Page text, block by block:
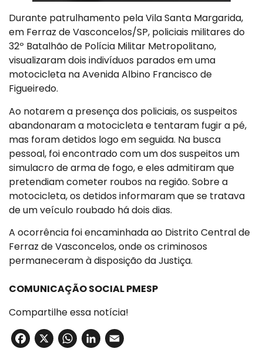
Durante patrulhamento pela Vila Santa Margarida,
em Ferraz de Vasconcelos/SP, policiais militares do
32º Batalhão de Polícia Militar Metropolitano,
visualizaram dois indivíduos parados em uma
motocicleta na Avenida Albino Francisco de
Figueiredo.
Ao notarem a presença dos policiais, os suspeitos
abandonaram a motocicleta e tentaram fugir a pé,
mas foram detidos logo em seguida. Na busca
pessoal, foi encontrado com um dos suspeitos um
simulacro de arma de fogo, e eles admitiram que
pretendiam cometer roubos na região. Sobre a
motocicleta, os detidos informaram que se tratava
de um veículo roubado há dois dias.
A ocorrência foi encaminhada ao Distrito Central de
Ferraz de Vasconcelos, onde os criminosos
permaneceram à disposição da Justiça.
COMUNICAÇÃO SOCIAL PMESP
Compartilhe essa notícia!
Facebook
X WhatsApp
LinkedIn